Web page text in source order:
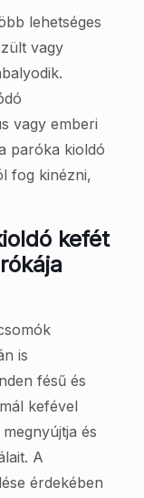
lehetséges
vagy
vagy emberi
paróka kioldó
fog kinézni,
kefét
is
fésű és
kefével
és
A
érdekében